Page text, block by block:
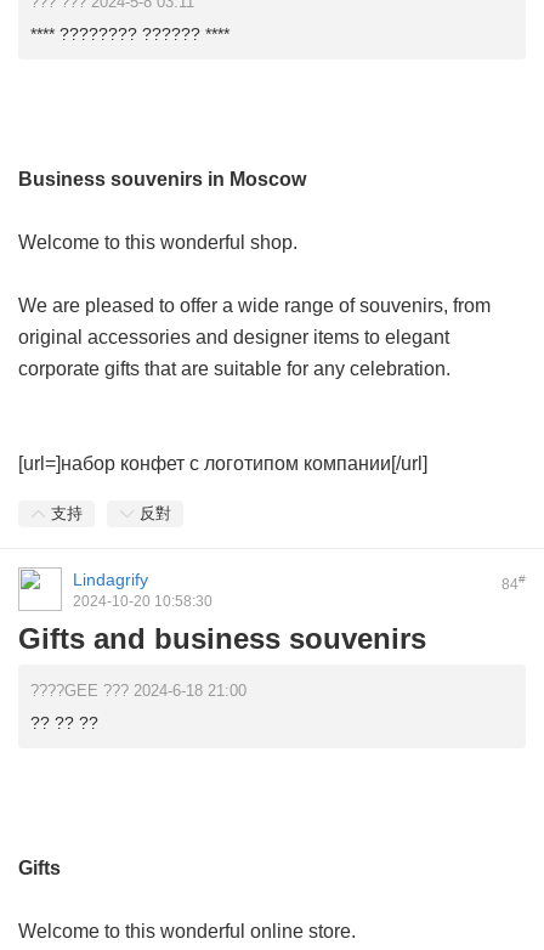
**** ???????? ?????? ****
Business souvenirs in Moscow
Welcome to this wonderful shop.
We are pleased to offer a wide range of souvenirs, from
original accessories and designer items to elegant
corporate gifts that are suitable for any celebration.
[url=]набор конфет с логотипом компании[/url]
支持 反對
84#
Lindagrify
2024-10-20 10:58:30
Gifts and business souvenirs
????GEE ??? 2024-6-18 21:00
?? ?? ??
Gifts
Welcome to this wonderful online store.